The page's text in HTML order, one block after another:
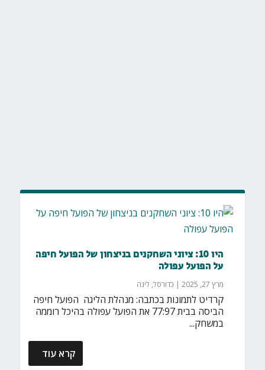
היו 10: ציוני השחקנים בניצחון של הפועל חיפה
על הפועל עפולה
מרץ 27, 2025 | כדורסל, ליגה
קרדיט לתמונות בכתבה: מנהלת הליגה הפועל חיפה
הביסה בבית 77:97 את הפועל עפולה בהיכל רוממה
במשחק...
קרא עוד